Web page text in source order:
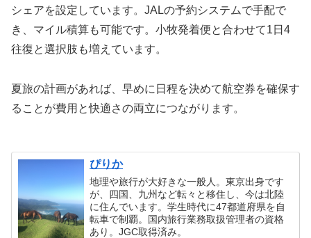
シェアを設定しています。JALの予約システムで手配で
き、マイル積算も可能です。小牧発着便と合わせて1日4
往復と選択肢も増えています。
夏旅の計画があれば、早めに日程を決めて航空券を確保す
ることが費用と快適さの両立につながります。
ぴりか
地理や旅行が大好きな一般人。東京出身です
が、四国、九州など転々と移住し、今は北陸
に住んでいます。学生時代に47都道府県を自
転車で制覇。国内旅行業務取扱管理者の資格
あり。JGC取得済み。